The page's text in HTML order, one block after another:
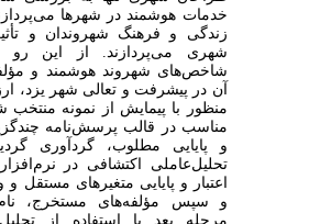
خدمات هوشمند در شهرها
زندگی و فرهنگ شهروندان و
شهری می‌پردازند. از این رو
شاخص‌های شهروند هوشمند و
آن در پیشرفت و تعالی شهر یزد،
منظور با پیمایش از نمونه منتخب
مناسب در قالب پرسشنامه
و پایایی مطلوب، گردآوری گردید.
تحلیلعاملی اکتشافی در نرم‌افزار
اعتبار و پایایی متغیرهای مستقل و
و سپس مؤلفه‌های مستخرج،
مرحله بعد با استفاده از تحلیل